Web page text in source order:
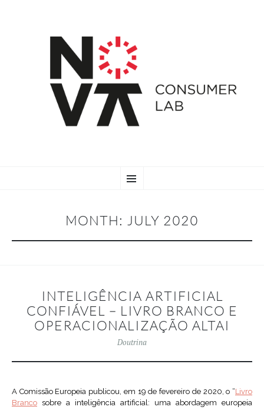
TO
MONTH: JULY 2020
INTELIGÊNCIA ARTIFICIAL
CONFIÁVEL – LIVRO BRANCO E
OPERACIONALIZAÇÃO ALTAI
Doutrina
A Comissão Europeia publicou, em 19 de fevereiro de 2020, o “Livro
Branco sobre a inteligência artificial: uma abordagem europeia